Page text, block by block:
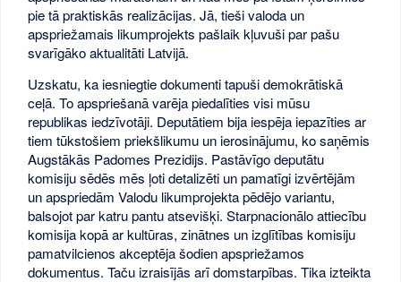
pie tā praktiskās realizācijas. Jā, tieši valoda un
apspriežamais likumprojekts pašlaik kļuvuši par pašu
svarīgāko aktualitāti Latvijā.
Uzskatu, ka iesniegtie dokumenti tapuši demokrātiskā
ceļā. To apspriešanā varēja piedalīties visi mūsu
republikas iedzīvotāji. Deputātiem bija iespēja iepazīties ar
tiem tūkstošiem priekšlikumu un ierosinājumu, ko saņēmis
Augstākās Padomes Prezidijs. Pastāvīgo deputātu
komisiju sēdēs mēs ļoti detalizēti un pamatīgi izvērtējām
un apspriedām Valodu likumprojekta pēdējo variantu,
balsojot par katru pantu atsevišķi. Starpnacionālo attiecību
komisija kopā ar kultūras, zinātnes un izglītības komisiju
pamatvilcienos akceptēja šodien apspriežamos
dokumentus. Taču izraisījās arī domstarpības. Tika izteikta